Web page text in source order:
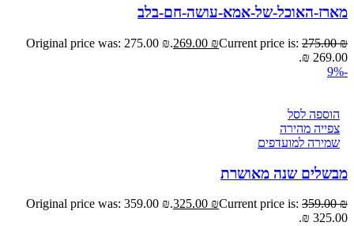
מארז-האוכל-של-אמא-עושה-חם-בלב
275.00₪
Original price was: 275.00 ₪.269.00 ₪Current price is:
269.00 ₪.
-9%
הוספה לסל
צפייה מהירה
שמירה למועדפים
מבשלים שנה מאושרת
359.00₪
Original price was: 359.00 ₪.325.00 ₪Current price is:
325.00 ₪.